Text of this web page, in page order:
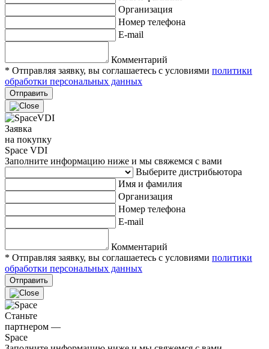
Организация
Номер телефона
E-mail
Комментарий
* Отправляя заявку, вы соглашаетесь с условиями политики
обработки персональных данных
Отправить
Заявка
на покупку
Space VDI
Заполните информацию ниже и мы свяжемся с вами
Выберите дистрибьютора
Имя и фамилия
Организация
Номер телефона
E-mail
Комментарий
* Отправляя заявку, вы соглашаетесь с условиями политики
обработки персональных данных
Отправить
Станьте
партнером —
Space